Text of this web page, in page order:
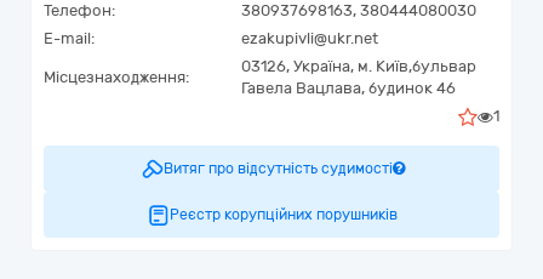
Телефон:
380937698163, 380444080030
E-mail:
ezakupivli@ukr.net
Місцезнаходження:
03126, Україна, м. Київ,бульвар
Гавела Вацлава, будинок 46
1
Витяг про відсутність судимості
Реєстр корупційних порушників